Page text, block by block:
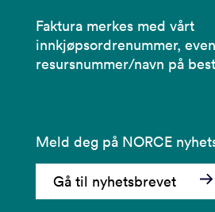
Faktura merkes med vårt
innkjøpsordrenummer,
resursnummer/navn på
Meld deg på NORCE
Gå til nyhetsbrevet